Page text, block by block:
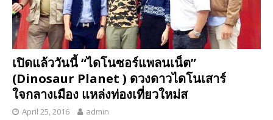
เปิดแล้ววันนี้ “ไดโนซอร์แพลนเน็ต”
(Dinosaur Planet ) ดวงดาวไดโนเสาร์
ใจกลางเมือง แหล่งท่องเที่ยวใหม่ส
April 25, 2016 admin